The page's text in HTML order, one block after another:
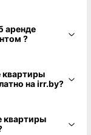
аренде
?
квартиры
ремонтом бесплатно на irr.by?
квартиры